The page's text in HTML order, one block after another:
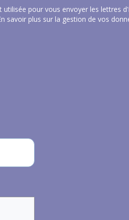
pour vous envoyer les
savoir plus sur la gestion de vos